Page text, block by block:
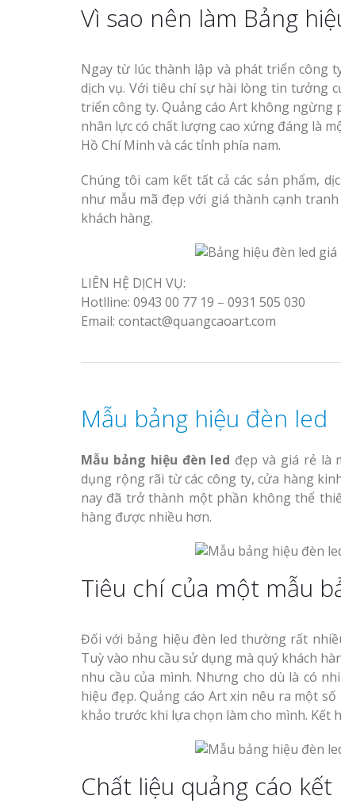
Vì sao nên làm Bảng
Ngay từ lúc thành lập và phát triển công
dịch vụ. Với tiêu chí sự hài lòng tin tưởng
triển công ty. Quảng cáo Art không ngừng
nhân lực có chất lượng cao xứng đáng là
Hồ Chí Minh và các tỉnh phía nam.
Chúng tôi cam kết tất cả các sản phẩm,
như mẫu mã đẹp với giá thành cạnh
khách hàng.
LIÊN HỆ DỊCH VỤ:
Hotlline: 0943 00 77 19 – 0931 505 030
Email: contact@quangcaoart.com
Mẫu bảng hiệu đèn led
Mẫu bảng hiệu đèn led đẹp và giá rẻ là
dụng rộng rãi từ các công ty, cửa hàng
nay đã trở thành một phần không thể
hàng được nhiều hơn.
Tiêu chí của một mẫu
Đối với bảng hiệu đèn led thường rất
Tuỳ vào nhu cầu sử dụng mà quý khách
nhu cầu của mình. Nhưng cho dù là có
hiệu đẹp. Quảng cáo Art xin nêu ra một
khảo trước khi lựa chọn làm cho mình. Kết
Chất liệu quảng cáo kết